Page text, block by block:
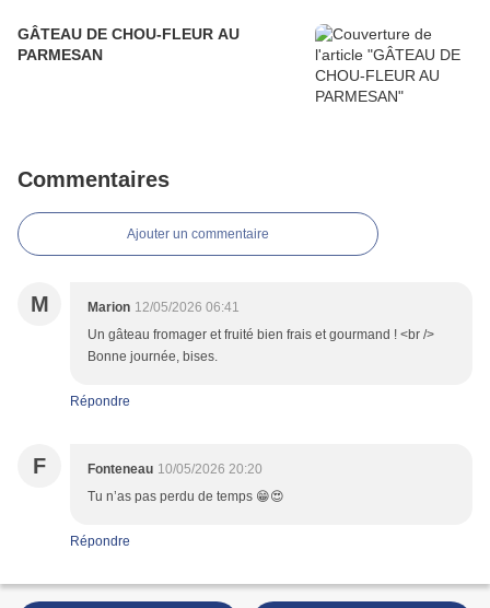
GÂTEAU DE CHOU-FLEUR AU
PARMESAN
Commentaires
Ajouter un commentaire
M Marion 12/05/2026 06:41
Un gâteau fromager et fruité bien frais et gourmand ! <br />
Bonne journée, bises.
Répondre
F Fonteneau 10/05/2026 20:20
Tu n’as pas perdu de temps 😁😍
Répondre